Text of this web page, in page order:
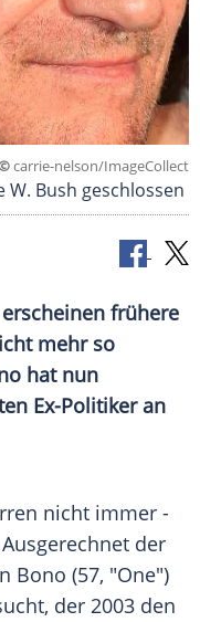
carrie-nelson/ImageCollect
Bush geschlossen
erscheinen frühere
mehr so
hat nun
Ex-Politiker an
nicht immer -
der
Bono (57, "One")
der 2003 den